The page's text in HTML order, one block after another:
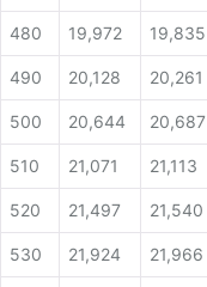
480 19,972 19,835
490 20,128 20,261
500 20,644 20,687
510 21,071 21,113
520 21,497 21,540
530 21,924 21,966